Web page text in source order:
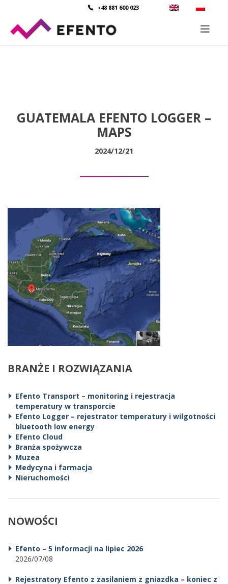
+48 881 600 023
GUATEMALA EFENTO LOGGER –
MAPS
2024/12/21
BRANŻE I ROZWIĄZANIA
Efento Transport – monitoring i rejestracja
temperatury w transporcie
Efento Logger – rejestrator temperatury i wilgotności
bluetooth low energy
Efento Cloud
Branża spożywcza
Muzea
Medycyna i farmacja
Nieruchomości
NOWOŚCI
Efento – 5 informacji na lipiec 2026
2026/07/08
Rejestratory Efento z zasilaniem z gniazdka – koniec z